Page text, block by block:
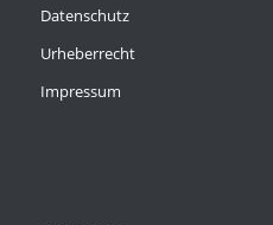
Datenschutz
Urheberrecht
Impressum